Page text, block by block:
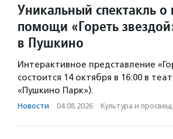
Уникальный спектакль о
помощи «Гореть
в Пушкино
Интерактивное представление
состоится 14 октября в 16:00 в
«Пушкино Парк»).
Новости · 04.08.2026 · Культура и